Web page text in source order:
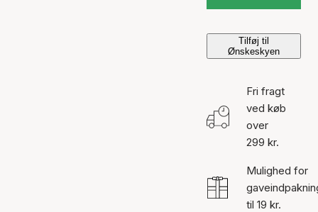
Tilføj til
Ønskeskyen
Fri fragt
ved køb
over
299 kr.
Mulighed for
til 19 kr.